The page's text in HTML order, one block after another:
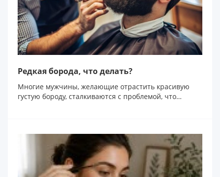
Редкая борода, что делать?
Многие мужчины, желающие отрастить красивую
густую бороду, сталкиваются с проблемой, что